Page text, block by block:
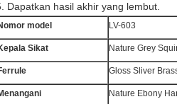
Dapatkan hasil akhir yang lembut.
model LV-603
Sikat Nature Grey
Gloss Sliver
Nature Ebony